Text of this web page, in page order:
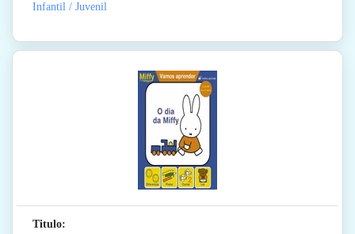
Infantil / Juvenil
Titulo: